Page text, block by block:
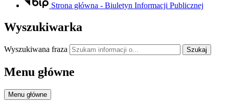
Strona główna - Biuletyn Informacji Publicznej
Wyszukiwarka
Wyszukiwana fraza Szukaj
Menu główne
Menu główne